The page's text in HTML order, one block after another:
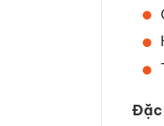
Đặc